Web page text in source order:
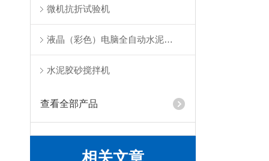
微机抗折试验机
液晶（彩色）电脑全自动水泥抗折试验机
水泥胶砂搅拌机
查看全部产品
相关文章